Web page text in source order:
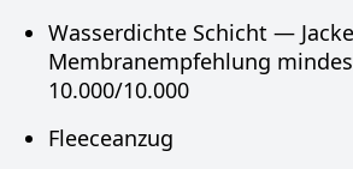
Wasserdichte Schicht —
Membranempfehlung
10.000/10.000
Fleeceanzug